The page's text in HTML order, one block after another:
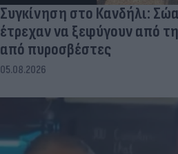
Συγκίνηση στο Κανδήλι:
έτρεχαν να ξεφύγουν από
από πυροσβέστες
05.08.2026